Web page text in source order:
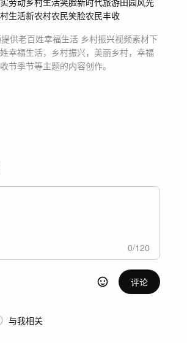
生活新农村农民笑脸农民丰收
供老百姓幸福生活 乡村振兴视频素材下
幸福生活，乡村振兴，美丽乡村，幸福
节季节等主题的内容创作。
0/120
评论
与我相关